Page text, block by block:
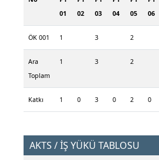
01
02
03
04
05
06
ÖK 001 1 3 2
Ara
Toplam
1 3 2
Katkı 1 0 3 0 2 0
AKTS / İŞ YÜKÜ TABLOSU